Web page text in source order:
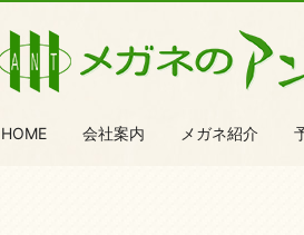
HOME 会社案内 メガネ紹介